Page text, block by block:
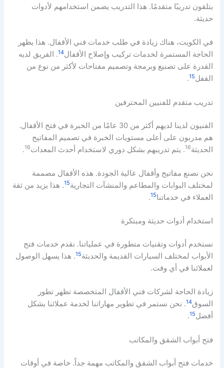
يتلقون تدريبًا متقدمًا. هذا التدريب يضمن استخدامهم لأدوات
حديثة.
في الكويت، هناك زيادة في طلب خدمات فني الأقفال. هذا يظهر
الحاجة المستمرة لخدمات تركيب وإصلاح الأقفال14. الفريق لديه
القدرة على تصنيع وبرمجة وتصميم مفتاحات لأكثر من نوع من
القفل15
.
تدريب متقدم للفنيين المحترفين
الفنيون لدينا لديهم أكثر من 30 عامًا من الخبرة في فتح الأقفال.
هم مدربون على أعلى مستويات الخبرة في تصميم المفاتيح
الحديثة16. يتم تدريبهم بشكل دوري لاستخدام أحدث المعدات16
.
نحن نصنع مفاتيح وأقفال عالية الجودة. هذه الأقفال مصممة
لمختلف البوابات والمطاعم والمنشآت التجارية15. هذا يزيد من ثقة
العملاء في خدماتنا15
.
استخدام أدوات حديثة ومبتكرة
نستخدم أدوات وتقنيات متطورة في عملياتنا. نقدم خدمات فتح
الأبواب لمختلف السيارات القديمة والحديثة15. هذا يسهل الوصول
لعملائنا في أي وقت.
زيادة الحاجة لشركات فني الأقفال المتخصصة تظهر تطور
السوق14. نحن نستمر في تطوير مهاراتنا لخدمة عملائنا بشكل
أفضل15
.
فتح أبواب الشقق والمكاتب
خدمات فتح أبواب الشقق والمكاتب مهمة جداً. خاصة في أوقات